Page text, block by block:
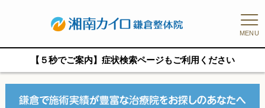
MENU
【５秒でご案内】症状検索ページもご利用ください